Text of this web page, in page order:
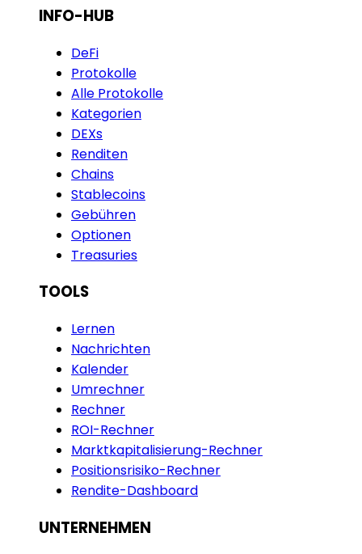
INFO-HUB
DeFi
Protokolle
Alle Protokolle
Kategorien
DEXs
Renditen
Chains
Stablecoins
Gebühren
Optionen
Treasuries
TOOLS
Lernen
Nachrichten
Kalender
Umrechner
Rechner
ROI-Rechner
Marktkapitalisierung-Rechner
Positionsrisiko-Rechner
Rendite-Dashboard
UNTERNEHMEN